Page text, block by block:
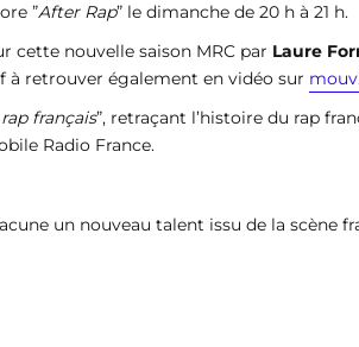
”After Rap” le dimanche de 20 h à 21 h.
cette nouvelle saison MRC par Laure
à retrouver également en vidéo sur
français”, retraçant l’histoire du rap
Radio France.
un nouveau talent issu de la scène